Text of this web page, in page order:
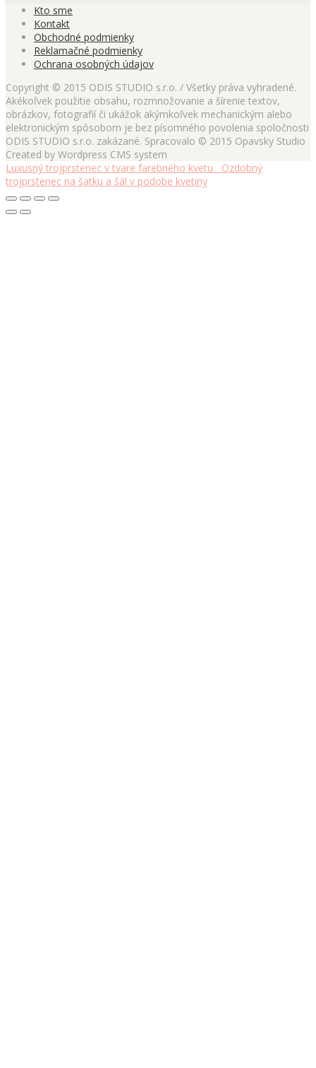
Kto sme
Kontakt
Obchodné podmienky
Reklamačné podmienky
Ochrana osobných údajov
Copyright © 2015 ODIS STUDIO s.r.o. / Všetky práva vyhradené.
Akékoľvek použitie obsahu, rozmnožovanie a šírenie textov,
obrázkov, fotografií či ukážok akýmkoľvek mechanickým alebo
elektronickým spôsobom je bez písomného povolenia spoločnosti
ODIS STUDIO s.r.o. zakázané. Spracovalo © 2015 Opavsky Studio
Created by Wordpress CMS system
Luxusný trojprstenec v tvare farebného kvetu
Ozdobný
trojprstenec na šatku a šál v podobe kvetiny